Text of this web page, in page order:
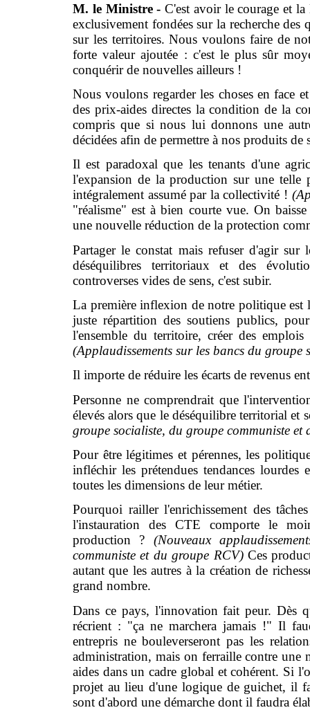
M. le Ministre -C'est avoir le courage et
exclusivement fondées sur la recherche
sur les territoires. Nous voulons faire de
forte valeur ajoutée : c'est le plus sûr
conquérir de nouvelles ailleurs !
Nous voulons regarder les choses en face
des prix-aides directes la condition de la
compris que si nous lui donnons une
décidées afin de permettre à nos produits
Il est paradoxal que les tenants d'une
l'expansion de la production sur une
intégralement assumé par la collectivité !
"réalisme" est à bien courte vue. On
une nouvelle réduction de la protection
Partager le constat mais refuser d'agir sur
déséquilibres territoriaux et des
controverses vides de sens, c'est subir.
La première inflexion de notre politique
juste répartition des soutiens publics,
l'ensemble du territoire, créer des
(Applaudissements sur les bancs du groupe
Il importe de réduire les écarts de revenus
Personne ne comprendrait que
élevés alors que le déséquilibre territorial et
groupe socialiste, du groupe communiste et
Pour être légitimes et pérennes, les
infléchir les prétendues tendances
toutes les dimensions de leur métier.
Pourquoi railler l'enrichissement des
l'instauration des CTE comporte le
production ? (Nouveaux
communiste et du groupe RCV) Ces
autant que les autres à la création de
grand nombre.
Dans ce pays, l'innovation fait peur. Dès
récrient : "ça ne marchera jamais !" Il
entrepris ne bouleverseront pas les
administration, mais on ferraille contre une
aides dans un cadre global et cohérent. Si
projet au lieu d'une logique de guichet, il
sont d'abord une démarche dont il faudra